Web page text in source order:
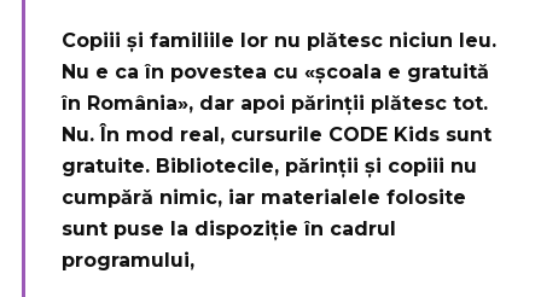
Copiii și familiile lor nu plătesc niciun leu.
Nu e ca în povestea cu «școala e gratuită
în România», dar apoi părinții plătesc tot.
Nu. În mod real, cursurile CODE Kids sunt
gratuite. Bibliotecile, părinții și copiii nu
cumpără nimic, iar materialele folosite
sunt puse la dispoziție în cadrul
programului,